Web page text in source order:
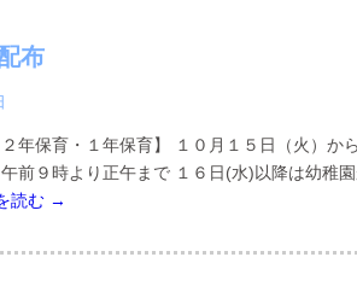
布
２年保育・１年保育】 １０月１５日（火）
午前９時より正午まで １６日(水)以降は幼
読む →